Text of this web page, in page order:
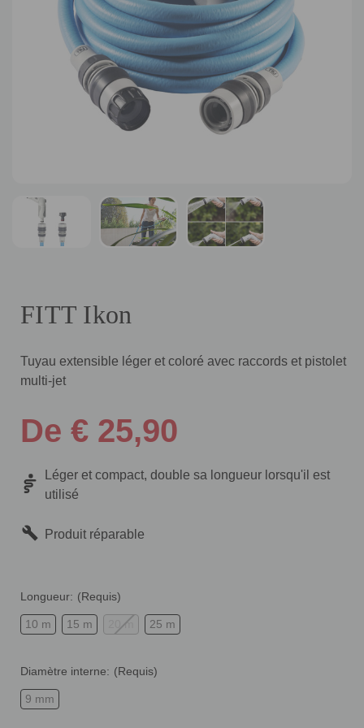
FITT Ikon
Tuyau extensible léger et coloré avec raccords et pistolet
multi-jet
De € 25,90
Léger et compact, double sa longueur lorsqu'il est
utilisé
Produit réparable
Longueur: (Requis)
10 m 15 m 20 m 25 m
Diamètre interne: (Requis)
9 mm